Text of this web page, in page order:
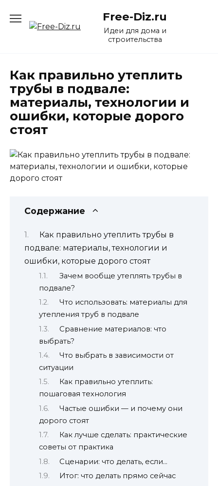
содержанию
Free-Diz.ru
Идеи для дома и
строительства
Как правильно утеплить
трубы в подвале:
материалы, технологии и
ошибки, которые дорого
стоят
Содержание
Как правильно утеплить трубы в
подвале: материалы, технологии и
ошибки, которые дорого стоят
Зачем вообще утеплять трубы в
подвале?
Что использовать: материалы для
утепления труб в подвале
Сравнение материалов: что
выбрать?
Что выбрать в зависимости от
ситуации
Как правильно утеплить:
пошаговая технология
Частые ошибки — и почему они
дорого стоят
Как лучше сделать: практические
советы от практика
Сценарии: что делать, если…
Итог: что делать прямо сейчас